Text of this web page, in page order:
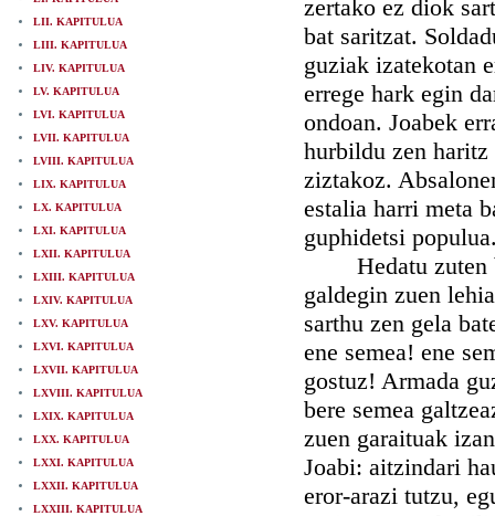
LII. KAPITULUA
LIII. KAPITULUA
LIV. KAPITULUA
LV. KAPITULUA
LVI. KAPITULUA
LVII. KAPITULUA
LVIII. KAPITULUA
LIX. KAPITULUA
LX. KAPITULUA
LXI. KAPITULUA
LXII. KAPITULUA
LXIII. KAPITULUA
LXIV. KAPITULUA
LXV. KAPITULUA
LXVI. KAPITULUA
LXVII. KAPITULUA
LXVIII. KAPITULUA
LXIX. KAPITULUA
LXX. KAPITULUA
LXXI. KAPITULUA
LXXII. KAPITULUA
LXXIII. KAPITULUA
zertako ez diok
bat saritzat.
guziak izatekotan
errege hark egin
ondoan. Joabek
hurbildu zen
ziztakoz.
estalia harri meta
guphidetsi
Hedatu zuten
galdegin zuen
sarthu zen gela
ene semea! ene
gostuz! Armada
bere semea
zuen garaituak
Joabi: aitzindari
eror-arazi tutzu,